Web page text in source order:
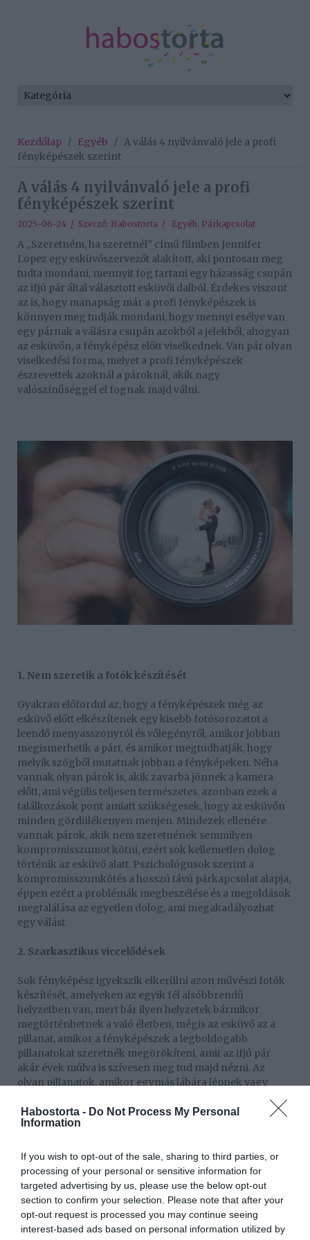
Habostorta - Do Not Process My Personal
Information
If you wish to opt-out of the sale, sharing to third parties, or
processing of your personal or sensitive information for
targeted advertising by us, please use the below opt-out
section to confirm your selection. Please note that after your
opt-out request is processed you may continue seeing
interest-based ads based on personal information utilized by
Kezdőlap / Egyéb / A válás 4 nyilvánvaló jele a profi
fényképészek szerint
A válás 4 nyilvánvaló jele a profi
fényképészek szerint
2025-06-24 / Szerző: Habostorta / Egyéb, Párkapcsolat
A „Szeretném, ha szeretnél” című filmben Jennifer
Lopez egy esküvőszervezőt alakított, aki pontosan meg
tudta mondani, mennyit fog tartani egy házasság csupán
az ifjú pár által választott esküvői dalból. Érdekes viszont
az is, hogy manapság már a profi fényképészek is
könnyen meg tudják mondani, hogy mennyi esélye van
egy párnak a válásra csupán azokból a jelekből, ahogyan
az esküvőn, a fényképész előtt viselkednek. Van pár olyan
viselkedési forma, melyet a profi fényképészek
észrevettek azoknál a pároknál, akik nagy
valószínűséggel el fognak majd válni.
1. Nem szeretik a fotók készítését
Gyakran előfordul az, hogy a fényképészek még az
esküvő előtt elkészítenek egy kisebb fotósorozatot a
leendő menyasszonyról és vőlegényről, amikor jobban
megismerhetik a párt, és amikor megtudhatják, hogy
melyik szögből mutatnak jobban a fényképeken. Néha
vannak olyan párok is, akik zavarba jönnek a kamera
előtt, ami végülis teljesen természetes, azonban ezek a
találkozások pont amiatt szükségesek, hogy az esküvőn
minden gördülékenyen menjen. Mindezek ellenére
vannak párok, akik nem szeretnének semmilyen
kompromisszumot kötni, ezért sok kellemetlen dolog
történik az esküvő alatt. Pszichológusok szerint a
kompromisszumkötés a hosszú távú párkapcsolat alapja,
éppen ezért a problémák megbeszélése és a megoldások
megtalálása az egyetlen dolog, ami megakadályozhat
egy válást.
2. Szarkasztikus viccelődések
Sok fényképész igyekszik elkerülni azon művészi fotók
készítését, amelyeken az egyik fél alsóbbrendű
helyzetben van, mert bár ilyen helyzetek bármikor
megtörténhetnek a való életben, mégis az esküvő az a
pillanat, amikor a fényképészek a legboldogabb
pillanatokat szeretnék megörökíteni, amit az ifjú pár
akár évek múlva is szívesen meg tud majd nézni. Az
olyan pillanatok, amikor egymás lábára lépnek vagy
melyek bosszút követelnek és soha nem érnek véget. A
kritika és a bosszú keveredése, valamint a folyamatos
3. Kevés közös fotó készítése
Egyes fényképészeknek sokszor nagyon nehéz elkapni
olyan pillanatokat, amikor a menyasszony és a vőlegény
is egy képen szerepel, hiszen vannak olyan esetek is,